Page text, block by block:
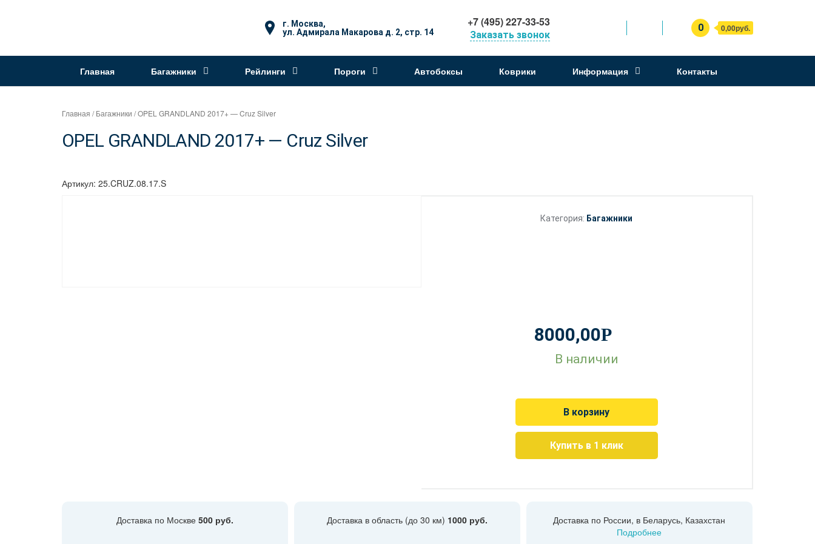
магазин
"Can
Auto"
г. Москва,
ул. Адмирала Макарова д. 2, стр. 14
+7 (495) 227-33-53
Заказать звонок
0 0,00руб.
Главная Багажники Рейлинги Пороги Автобоксы Коврики Информация Контакты
Главная /Багажники / OPEL GRANDLAND 2017+ — Cruz Silver
OPEL GRANDLAND 2017+ — Cruz Silver
Артикул: 25.CRUZ.08.17.S
Категория: Багажники
8000,00Р
В наличии
В корзину
Купить в 1 клик
Доставка по Москве 500 руб. Доставка в область (до 30 км) 1000 руб.
Доставка по России, в Беларусь, Казахстан
Подробнее